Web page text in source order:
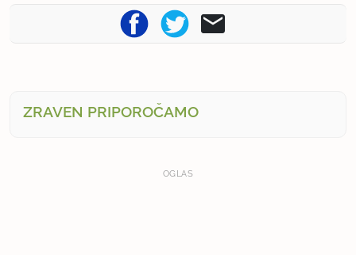
ZRAVEN PRIPOROČAMO
OGLAS